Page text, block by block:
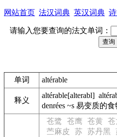
网站首页 法汉词典 英汉词典
请输入您要查询的法文单词：
单词 altérable
释义
altérable[alterabl]
denrées ~s 易变质的食
苍鹭 苍鹰 苍黄 苍
苎麻皮
苏 苏丹黑